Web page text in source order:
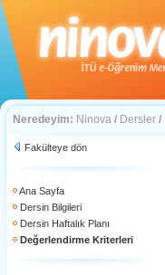
Neredeyim: Ninova / Dersler /
Fakülteye dön
Ana Sayfa
Dersin Bilgileri
Dersin Haftalık Planı
Değerlendirme Kriterleri